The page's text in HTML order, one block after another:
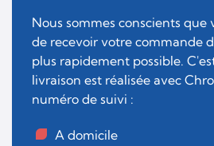
Nous sommes conscients que
de recevoir votre commande
plus rapidement possible.
livraison est réalisée avec
numéro de suivi :
A domicile